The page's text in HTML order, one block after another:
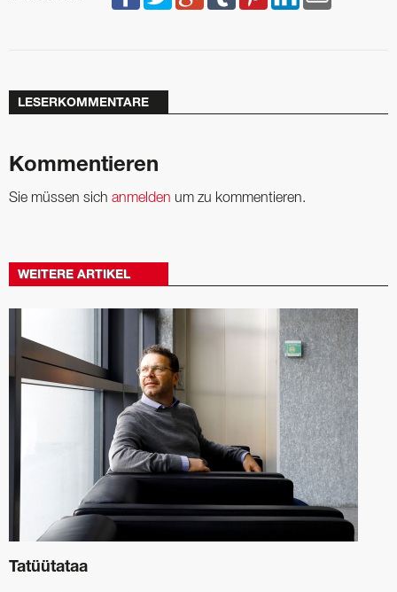
LESERKOMMENTARE
Kommentieren
Sie müssen sich anmelden um zu kommentieren.
WEITERE ARTIKEL
Tatüütataa